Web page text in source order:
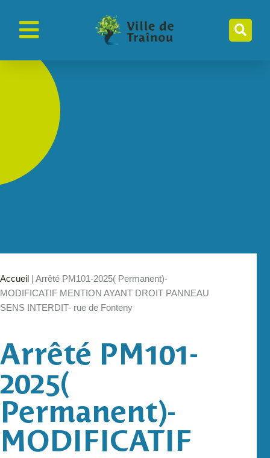
Accueil | Arrêté PM101-2025( Permanent)-
MODIFICATIF MENTION AYANT DROIT PANNEAU
SENS INTERDIT- rue de Fonteny
Arrêté PM101-
2025(
Permanent)-
MODIFICATIF